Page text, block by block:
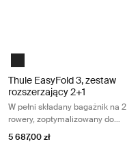
Black
Thule EasyFold 3, zestaw
rozszerzający 2+1
W pełni składany bagażnik na 2
rowery, zoptymalizowany do
ciężkich e-bike'ów
5 687,00 zł